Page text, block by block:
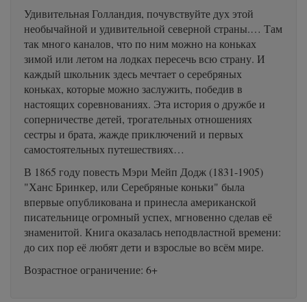
Удивительная Голландия, почувствуйте дух этой
необычайной и удивительной северной страны.… Там
так много каналов, что по ним можно на коньках
зимой или летом на лодках пересечь всю страну. И
каждый школьник здесь мечтает о серебряных
коньках, которые можно заслужить, победив в
настоящих соревнованиях. Эта история о дружбе и
соперничестве детей, трогательных отношениях
сестры и брата, жажде приключений и первых
самостоятельных путешествиях…
В 1865 году повесть Мэри Мейп Додж (1831-1905)
"Ханс Бринкер, или Серебряные коньки" была
впервые опубликована и принесла американской
писательнице огромный успех, мгновенно сделав её
знаменитой. Книга оказалась неподвластной времени:
до сих пор её любят дети и взрослые во всём мире.
Возрастное ограничение: 6+